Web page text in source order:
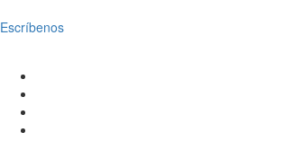
Escríbenos